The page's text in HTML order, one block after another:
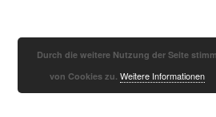
Durch die weitere Nutzung der Seite
von Cookies zu. Weitere Informationen